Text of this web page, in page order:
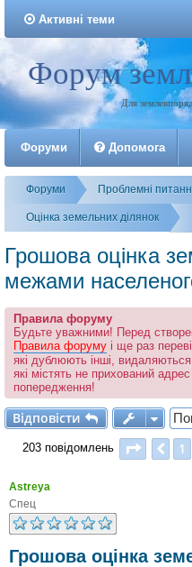
Активні теми
Реєстрація
Форум
Для
Форуми Допомога
Форуми Проблемні
Оцінка земельних ділянок
Грошова оцінка
межами
Правила форуму
Будьте уважними! Перед
Правила форуму і ще раз
які дублюють інші,
які містять не прихований
попередження!
Відповісти
Відповісти
203 повідомлень Сторінка
1
Astreya
Спец
Грошова оцінка